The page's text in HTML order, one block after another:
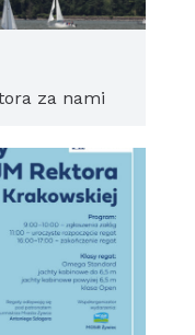
za nami